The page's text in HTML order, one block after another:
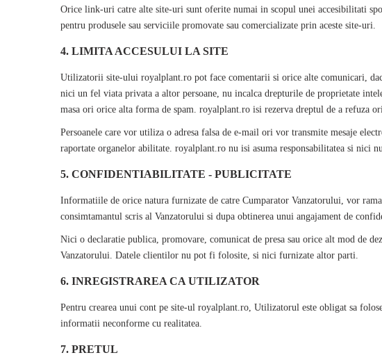
Orice link-uri catre alte site-uri sunt oferite numai in scopul unei accesibilitati
pentru produsele sau serviciile promovate sau comercializate prin aceste site-uri.
4. LIMITA ACCESULUI LA SITE
Utilizatorii site-ului royalplant.ro pot face comentarii si orice alte comunicari,
nici un fel viata privata a altor persoane, nu incalca drepturile de proprietate
masa ori orice alta forma de spam. royalplant.ro isi rezerva dreptul de a refuza
Persoanele care vor utiliza o adresa falsa de e-mail ori vor transmite mesaje
raportate organelor abilitate. royalplant.ro nu isi asuma responsabilitatea si nici
5. CONFIDENTIABILITATE - PUBLICITATE
Informatiile de orice natura furnizate de catre Cumparator Vanzatorului, vor
consimtamantul scris al Vanzatorului si dupa obtinerea unui angajament de
Nici o declaratie publica, promovare, comunicat de presa sau orice alt mod de
Vanzatorului. Datele clientilor nu pot fi folosite, si nici furnizate altor parti.
6. INREGISTRAREA CA UTILIZATOR
Pentru crearea unui cont pe site-ul royalplant.ro, Utilizatorul este obligat sa
informatii neconforme cu realitatea.
7. PRETUL